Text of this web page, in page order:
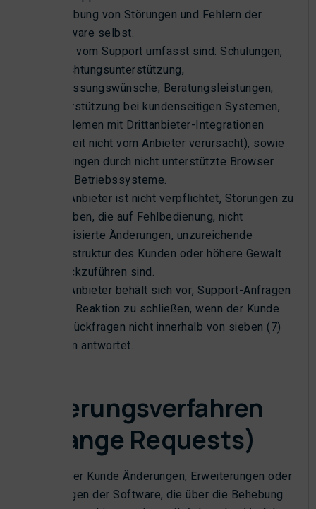
Behebung von Störungen und Fehlern der
Software selbst.
Nicht vom Support umfasst sind: Schulungen,
Einrichtungsunterstützung,
Anpassungswünsche, Beratungsleistungen,
Unterstützung bei kundenseitigen Systemen,
Problemen mit Drittanbieter-Integrationen
(soweit nicht vom Anbieter verursacht), sowie
Störungen durch nicht unterstützte Browser
oder Betriebssysteme.
Der Anbieter ist nicht verpflichtet, Störungen zu
beheben, die auf Fehlbedienung, nicht
autorisierte Änderungen, unzureichende
Infrastruktur des Kunden oder höhere Gewalt
zurückzuführen sind.
Der Anbieter behält sich vor, Support-Anfragen
ohne Reaktion zu schließen, wenn der Kunde
auf Rückfragen nicht innerhalb von sieben (7)
Tagen antwortet.
Änderungsverfahren
(Change Requests)
Wünscht der Kunde Änderungen, Erweiterungen oder
Anpassungen der Software, die über die Behebung